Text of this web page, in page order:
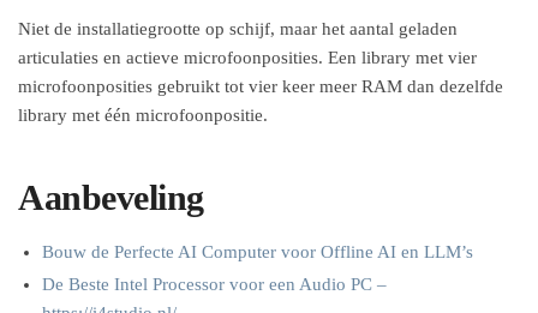
Niet de installatiegrootte op schijf, maar het aantal geladen
articulaties en actieve microfoonposities. Een library met vier
microfoonposities gebruikt tot vier keer meer RAM dan dezelfde
library met één microfoonpositie.
Aanbeveling
Bouw de Perfecte AI Computer voor Offline AI en LLM’s
De Beste Intel Processor voor een Audio PC –